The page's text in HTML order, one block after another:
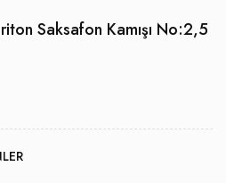
Saksafon Kamışı No:2,5